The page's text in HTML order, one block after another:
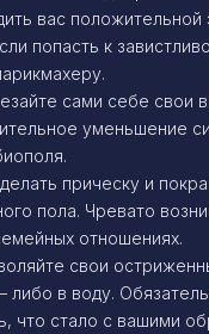
вас положительной
попасть к
сами себе свои
уменьшение
прическу и
пола. Чревато
отношениях.
свои
либо в воду.
что стало с вашими